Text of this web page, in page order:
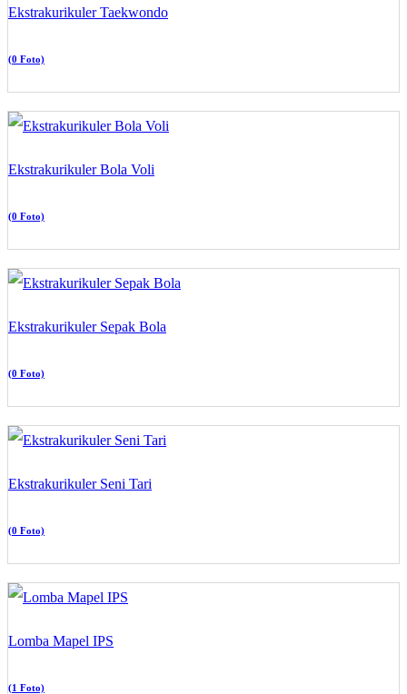
Ekstrakurikuler Taekwondo
(0 Foto)
Ekstrakurikuler Bola Voli
(0 Foto)
Ekstrakurikuler Sepak Bola
(0 Foto)
Ekstrakurikuler Seni Tari
(0 Foto)
Lomba Mapel IPS
(1 Foto)